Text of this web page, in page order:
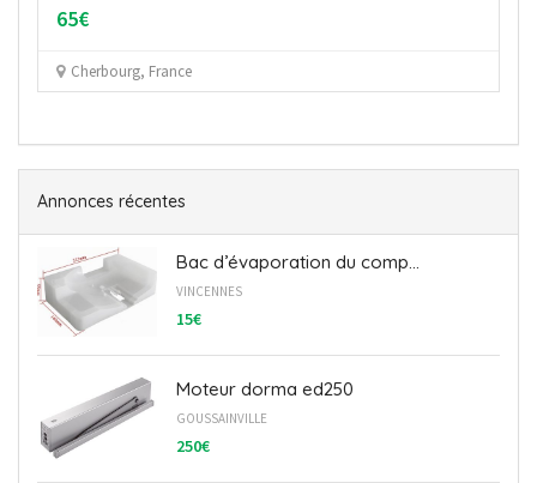
ADC67555W
25 RUE DE LA MINOTERIE - 44710 - St léger les Vignes
Annonces récentes
Bac d’évaporation du comp...
VINCENNES
15€
Moteur dorma ed250
GOUSSAINVILLE
250€